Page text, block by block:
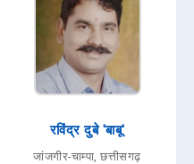
रविंद्र दुबे 'बाबू'
जांजगीर-चाम्पा, छत्तीसगढ़